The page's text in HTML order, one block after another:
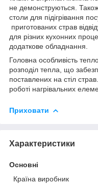
не демонструються.
столи для підігрівання
приготованих страв
для різних кухонних
додаткове обладнання.
Головна особливість
розподіл тепла, що
поставлених на стіл
роботі нагрівальних
Приховати
Характеристики
Основні
Країна виробник